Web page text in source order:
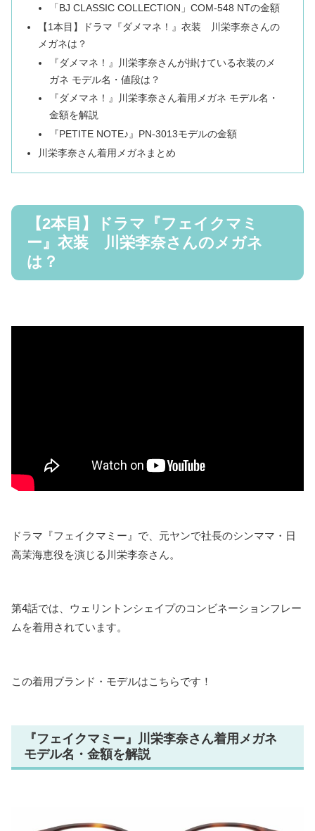
「BJ CLASSIC COLLECTION」COM-548 NTの金額
【1本目】ドラマ『ダメマネ！』衣装 川栄李奈さんの
メガネは？
『ダメマネ！』川栄李奈さんが掛けている衣装のメ
ガネ モデル名・値段は？
『ダメマネ！』川栄李奈さん着用メガネ モデル名・
金額を解説
『PETITE NOTE♪』PN-3013モデルの金額
川栄李奈さん着用メガネまとめ
【2本目】ドラマ『フェイクマミ
ー』衣装 川栄李奈さんのメガネ
は？
ドラマ『フェイクマミー』で、元ヤンで社長のシンママ・日
高茉海恵役を演じる川栄李奈さん。
第4話では、ウェリントンシェイプのコンビネーションフレー
ムを着用されています。
この着用ブランド・モデルはこちらです！
『フェイクマミー』川栄李奈さん着用メガネ
モデル名・金額を解説